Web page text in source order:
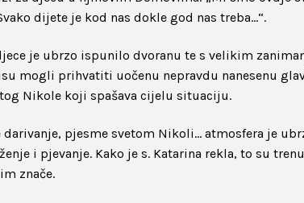
dijete je kod nas dokle god nas treba…“.
je ubrzo ispunilo dvoranu te s velikim
mogli prihvatiti uočenu nepravdu nanesenu
Nikole koji spašava cijelu situaciju.
pjesme svetom Nikoli… atmosfera je
i pjevanje. Kako je s. Katarina rekla, to su
znače.